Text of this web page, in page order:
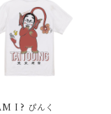
I ? ぴんく